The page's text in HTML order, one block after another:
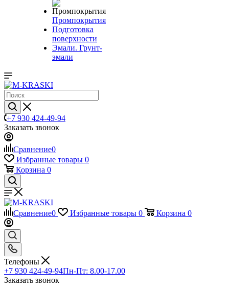
Промпокрытия
Подготовка
поверхности
Эмали. Грунт-
эмали
+7 930 424-49-94
Заказать звонок
Сравнение0
Избранные товары 0
Корзина 0
Сравнение0 Избранные товары 0 Корзина 0
Телефоны
+7 930 424-49-94Пн-Пт: 8.00-17.00
Заказать звонок